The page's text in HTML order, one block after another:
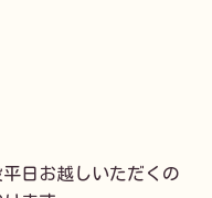
日お越しいただくの